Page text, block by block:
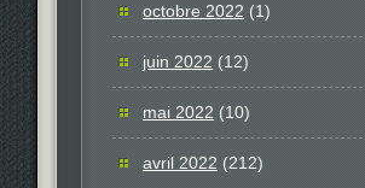
octobre 2022 (1)
juin 2022 (12)
mai 2022 (10)
avril 2022 (212)